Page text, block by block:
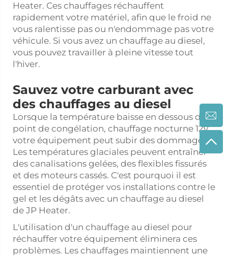
Heater. Ces chauffages réchauffent
rapidement votre matériel, afin que le froid ne
vous ralentisse pas ou n'endommage pas votre
véhicule. Si vous avez un chauffage au diesel,
vous pouvez travailler à pleine vitesse tout
l'hiver.
Sauvez votre carburant avec
des chauffages au diesel
Lorsque la température baisse en dessous du
point de congélation, chauffage nocturne 12v
votre équipement peut subir des dommages.
Les températures glaciales peuvent entraîner
des canalisations gelées, des flexibles fissurés
et des moteurs cassés. C'est pourquoi il est
essentiel de protéger vos installations contre le
gel et les dégâts avec un chauffage au diesel
de JP Heater.
L'utilisation d'un chauffage au diesel pour
réchauffer votre équipement éliminera ces
problèmes. Les chauffages maintiennent une